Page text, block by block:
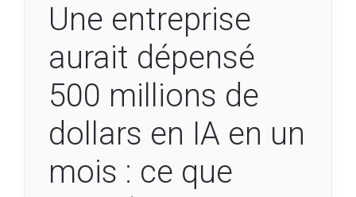
Une entreprise
aurait dépensé
500 millions de
dollars en IA en un
mois : ce que